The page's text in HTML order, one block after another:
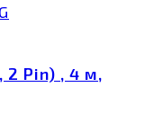
2 Pin) , 4 м,